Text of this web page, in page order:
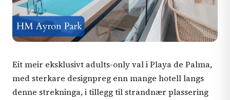
Eit meir eksklusivt adults-only val i Playa de Palma,
med sterkare designpreg enn mange hotell langs
denne strekninga, i tillegg til strandnær plassering